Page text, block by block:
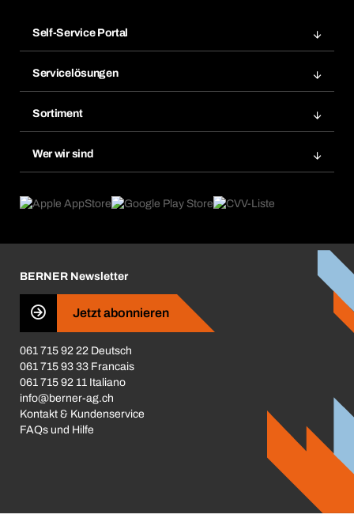
Self-Service Portal
Merklisten
Nachbestellung
Dauerauftrag
Servicelösungen
Gefahrenstoffdatenbank
eProcurement
Produktfinder
Sortiment
Wer wir sind
Was uns antreibt
Business Conduct
BERNER Newsletter
Jetzt abonnieren
061 715 92 22 Deutsch
061 715 93 33 Francais
061 715 92 11 Italiano
info@berner-ag.ch
Kontakt & Kundenservice
FAQs und Hilfe